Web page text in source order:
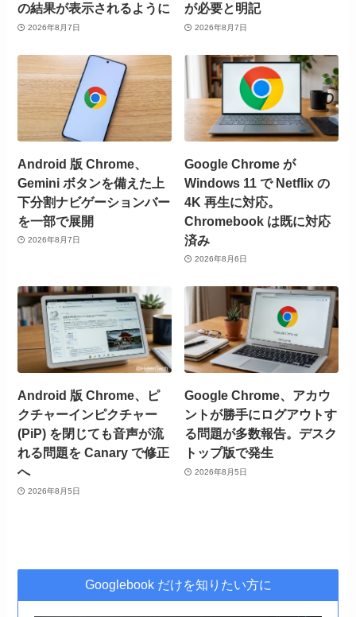
の結果が表示されるように
2026年8月7日
が必要と明記
2026年8月7日
Android 版 Chrome、
Gemini ボタンを備えた上
下分割ナビゲーションバー
を一部で展開
2026年8月7日
Google Chrome が
Windows 11 で Netflix の
4K 再生に対応。
Chromebook は既に対応
済み
2026年8月6日
Android 版 Chrome、ピ
クチャーインピクチャー
(PiP) を閉じても音声が流
れる問題を Canary で修正
へ
2026年8月5日
Google Chrome、アカウ
ントが勝手にログアウトす
る問題が多数報告。デスク
トップ版で発生
2026年8月5日
Googlebook だけを知りたい方に